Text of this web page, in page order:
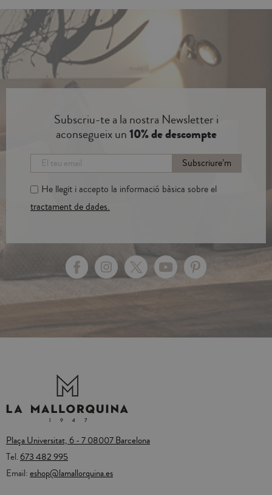
Subscriu-te a la nostra Newsletter i
aconsegueix un10% de descompte
Subscriure’m
He llegit i accepto la informació bàsica sobre el
tractament de dades.
Plaça Universitat, 6 - 7 08007 Barcelona
Tel.673 482 995
Email:eshop@lamallorquina.es